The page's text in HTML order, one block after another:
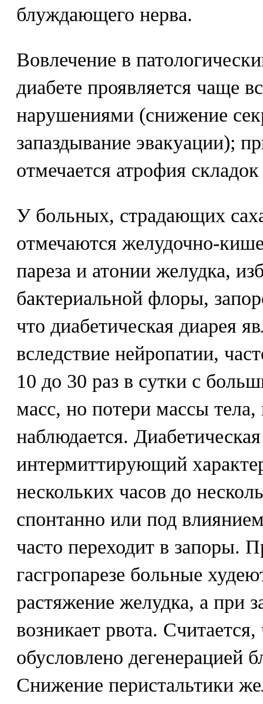
блуждающего нерва.
Вовлечение в
диабете проявляется чаще
нарушениями (снижение
запаздывание эвакуации);
отмечается атрофия
У больных, страдающих
отмечаются желудочно-
пареза и атонии желудка,
бактериальной флоры,
что диабетическая диарея
вследствие нейропатии,
10 до 30 раз в сутки с
масс, но потери массы тела,
наблюдается.
интермиттирующий
нескольких часов до
спонтанно или под
часто переходит в запоры.
гасгропарезе больные
растяжение желудка, а при
возникает рвота.
обусловлено дегенерацией
Снижение перистальтики